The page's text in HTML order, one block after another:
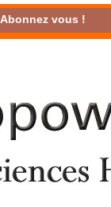
Abonnez vous !